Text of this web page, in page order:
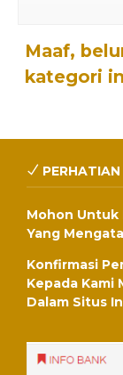
Maaf,
kategori
PERHATIAN
Mohon Untuk
Yang
Konfirmasi
Kepada Kami
Dalam Situs